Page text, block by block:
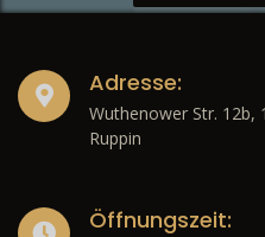
Adresse:
Wuthenower Str. 12b,
Ruppin
Öffnungszeit: